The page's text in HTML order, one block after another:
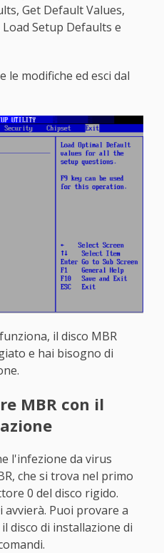
Get Default Values,
Setup Defaults e
le modifiche ed esci dal
il disco MBR
e hai bisogno di
MBR con il
l'infezione da virus
che si trova nel primo
0 del disco rigido.
Puoi provare a
disco di installazione di